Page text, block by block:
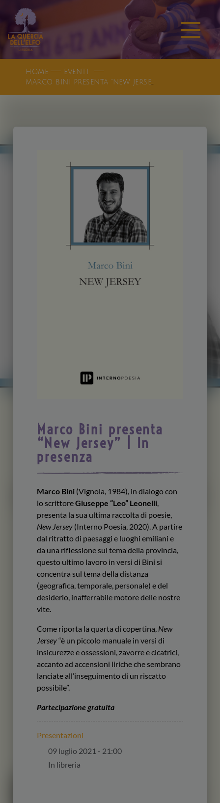
HOME
EVENTI
MARCO BINI PRESENTA "NEW JERSEY" | IN PRESENZA
Marco Bini presenta
“New Jersey” | In
presenza
Marco Bini (Vignola, 1984), in dialogo con
lo scrittoreGiuseppe “Leo” Leonelli
presenta la sua ultima raccolta di poesie,
New Jersey (Interno Poesia, 2020). A partire
dal ritratto di paesaggi e luoghi emiliani e
da una riflessione sul tema della provincia,
questo ultimo lavoro in versi di Bini si
concentra sul tema della distanza
(geografica, temporale, personale) e del
desiderio, inafferrabile motore delle nostre
vite.
Come riporta la quarta di copertina, New
Jersey“è un piccolo manuale in versi di
insicurezze e ossessioni, zavorre e cicatrici,
accanto ad accensioni liriche che sembrano
lanciate all’inseguimento di un riscatto
possibile”.
Partecipazione gratuita
Presentazioni
09 luglio 2021 - 21:00
In libreria